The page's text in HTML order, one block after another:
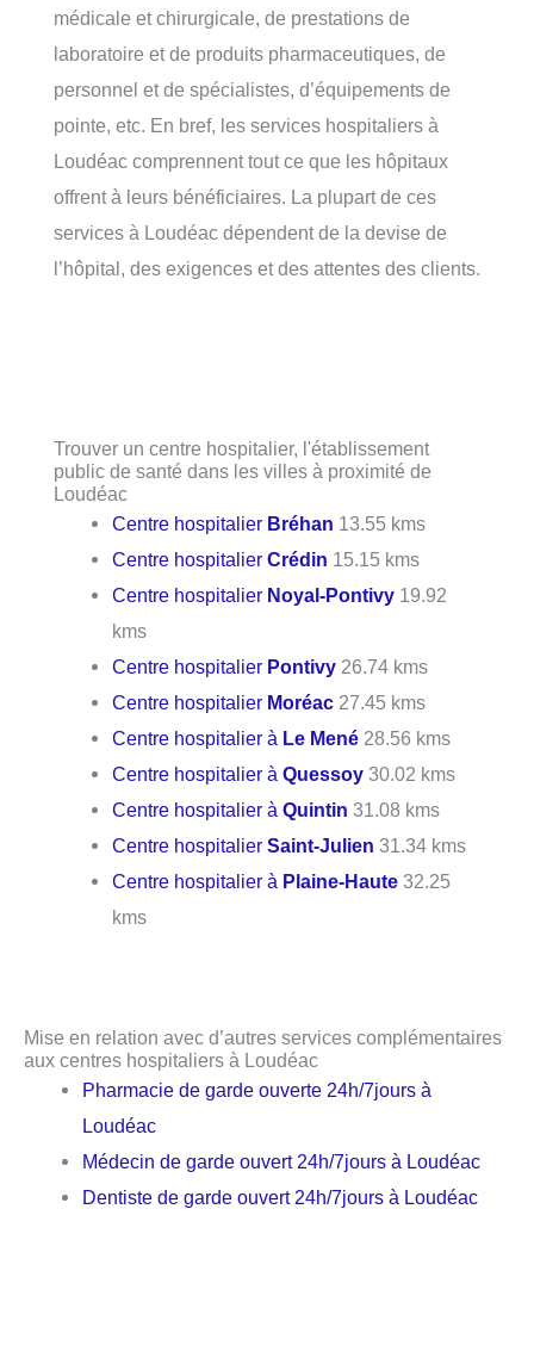
médicale et chirurgicale, de prestations de
laboratoire et de produits pharmaceutiques, de
personnel et de spécialistes, d’équipements de
pointe, etc. En bref, les services hospitaliers à
Loudéac comprennent tout ce que les hôpitaux
offrent à leurs bénéficiaires. La plupart de ces
services à Loudéac dépendent de la devise de
l’hôpital, des exigences et des attentes des clients.
Trouver un centre hospitalier, l'établissement
public de santé dans les villes à proximité de
Loudéac
Centre hospitalier Bréhan 13.55 kms
Centre hospitalierCrédin 15.15 kms
Centre hospitalier Noyal-Pontivy 19.92
kms
Centre hospitalier Pontivy 26.74 kms
Centre hospitalier Moréac 27.45 kms
Centre hospitalier à Le Mené 28.56 kms
Centre hospitalier àQuessoy 30.02 kms
Centre hospitalier àQuintin 31.08 kms
Centre hospitalierSaint-Julien 31.34 kms
Centre hospitalier à Plaine-Haute 32.25
kms
Mise en relation avec d’autres services complémentaires
aux centres hospitaliers à Loudéac
Pharmacie de garde ouverte 24h/7jours à
Loudéac
Médecin de garde ouvert 24h/7jours à Loudéac
Dentiste de garde ouvert 24h/7jours à Loudéac